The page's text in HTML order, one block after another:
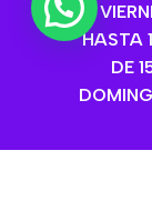
HASTA
DE
1168893524
Av. del
Buenos Aires
Lunes a